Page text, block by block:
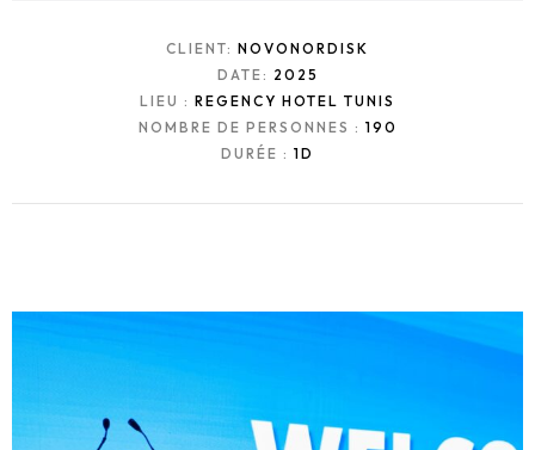
CLIENT: NOVONORDISK
DATE: 2025
LIEU : REGENCY HOTEL TUNIS
NOMBRE DE PERSONNES : 190
DURÉE : 1D